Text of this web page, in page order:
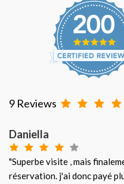
9 Reviews
Daniella
"Superbe visite , mais
réservation. j'ai donc payé